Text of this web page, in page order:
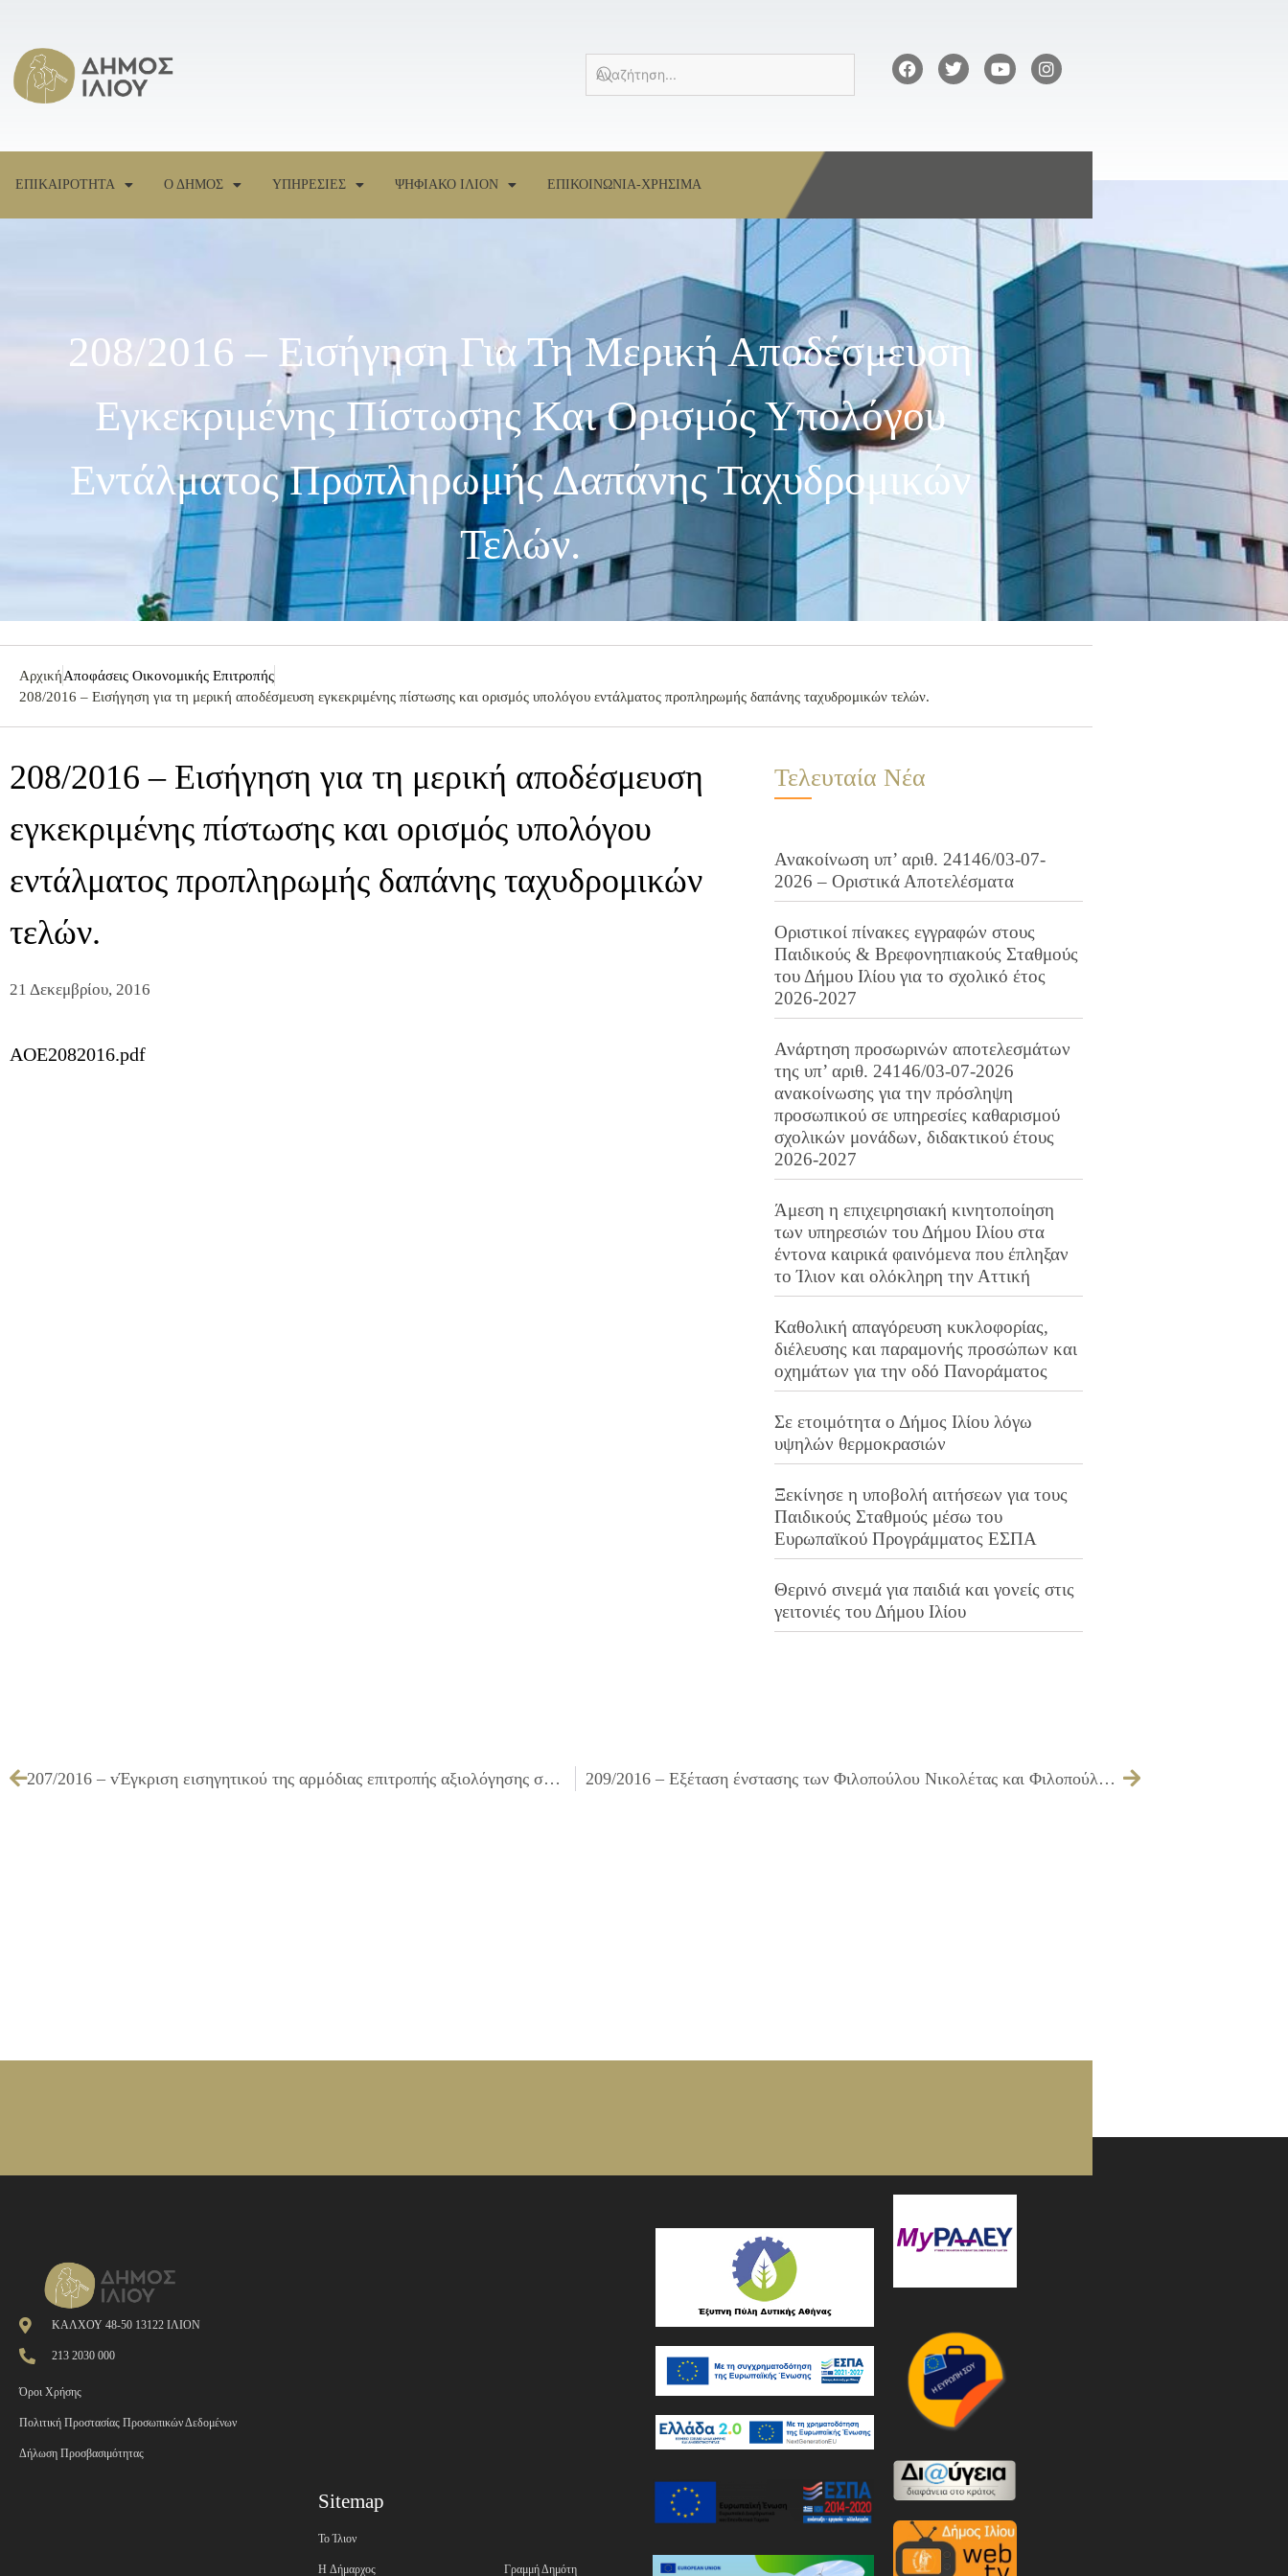
ΕΠΙΚΑΙΡΟΤΗΤΑ Ο ΔΗΜΟΣ ΥΠΗΡΕΣΙΕΣ ΨΗΦΙΑΚΟ ΙΛΙΟΝ ΕΠΙΚΟΙΝΩΝΙΑ-ΧΡΗΣΙΜΑ
208/2016 – Εισήγηση Για Τη Μερική Αποδέσμευση
Εγκεκριμένης Πίστωσης Και Ορισμός Υπολόγου
Εντάλματος Προπληρωμής Δαπάνης Ταχυδρομικών
Τελών.
ΑρχικήΑποφάσεις Οικονομικής Επιτροπής
208/2016 – Εισήγηση για τη μερική αποδέσμευση εγκεκριμένης πίστωσης και ορισμός υπολόγου εντάλματος προπληρωμής δαπάνης ταχυδρομικών τελών.
208/2016 – Εισήγηση για τη μερική αποδέσμευση
εγκεκριμένης πίστωσης και ορισμός υπολόγου
εντάλματος προπληρωμής δαπάνης ταχυδρομικών
τελών.
21 Δεκεμβρίου, 2016
AOE2082016.pdf
Τελευταία Νέα
Ανακοίνωση υπ’ αριθ. 24146/03-07-
2026 – Οριστικά Αποτελέσματα
Οριστικοί πίνακες εγγραφών στους
Παιδικούς & Βρεφονηπιακούς Σταθμούς
του Δήμου Ιλίου για το σχολικό έτος
2026-2027
Ανάρτηση προσωρινών αποτελεσμάτων
της υπ’ αριθ. 24146/03-07-2026
ανακοίνωσης για την πρόσληψη
προσωπικού σε υπηρεσίες καθαρισμού
σχολικών μονάδων, διδακτικού έτους
2026-2027
Άμεση η επιχειρησιακή κινητοποίηση
των υπηρεσιών του Δήμου Ιλίου στα
έντονα καιρικά φαινόμενα που έπληξαν
το Ίλιον και ολόκληρη την Αττική
Καθολική απαγόρευση κυκλοφορίας,
διέλευσης και παραμονής προσώπων και
οχημάτων για την οδό Πανοράματος
Σε ετοιμότητα ο Δήμος Ιλίου λόγω
υψηλών θερμοκρασιών
Ξεκίνησε η υποβολή αιτήσεων για τους
Παιδικούς Σταθμούς μέσω του
Ευρωπαϊκού Προγράμματος ΕΣΠΑ
Θερινό σινεμά για παιδιά και γονείς στις
γειτονιές του Δήμου Ιλίου
207/2016 – vΈγκριση εισηγητικού της αρμόδιας επιτροπής αξιολόγησης σχετικά με την «Προμήθεια ειδών απολυμαντικών και καθαριότητας για τις ανάγκες Υπηρεσιών και των Νομικών Προσώπων του Δήμου». 209/2016 – Εξέταση ένστασης των Φιλοπούλου Νικολέτας και Φιλοπούλου Παναγιώτας που αφορά τη μίσθωση οικήματος προς χρήση του για τη στέγαση του Α’ ΚΑΠΗ του Δήμου Ιλίου.
ΚΑΛΧΟΥ 48-50 13122 ΙΛΙΟΝ
213 2030 000
Όροι Χρήσης
Πολιτική Προστασίας Προσωπικών Δεδομένων
Δήλωση Προσβασιμότητας
Sitemap
Το Ίλιον
H Δήμαρχος Γραμμή Δημότη